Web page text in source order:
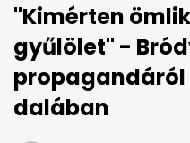
"Kimérten
gyűlölet" -
propagandáról
dalában